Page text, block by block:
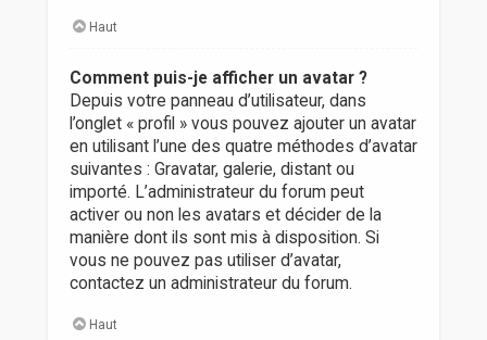
Haut
Comment puis-je afficher un avatar ?
Depuis votre panneau d’utilisateur, dans
l’onglet « profil » vous pouvez ajouter un avatar
en utilisant l’une des quatre méthodes d’avatar
suivantes : Gravatar, galerie, distant ou
importé. L’administrateur du forum peut
activer ou non les avatars et décider de la
manière dont ils sont mis à disposition. Si
vous ne pouvez pas utiliser d’avatar,
contactez un administrateur du forum.
Haut